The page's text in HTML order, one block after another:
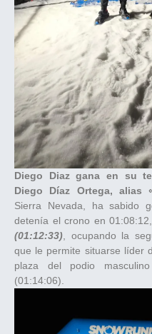
Diego Diaz gana en su
Diego Díaz Ortega, alias
Sierra Nevada, ha sabido
detenía el crono en
(01:12:33) , ocupando la
que le permite situarse líder
plaza del podio
(01:14:06).